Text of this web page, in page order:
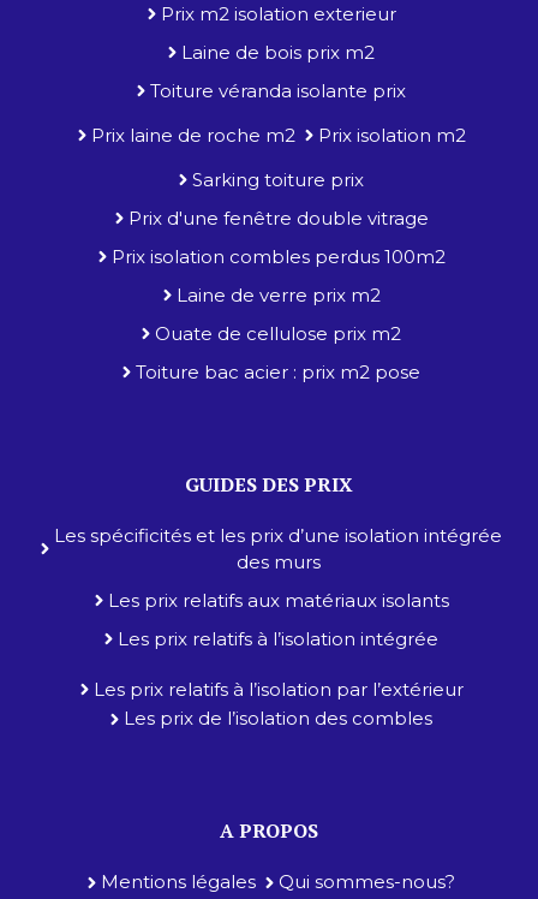
Prix m2 isolation exterieur
Laine de bois prix m2
Toiture véranda isolante prix
Prix laine de roche m2
Prix isolation m2
Sarking toiture prix
Prix d'une fenêtre double vitrage
Prix isolation combles perdus 100m2
Laine de verre prix m2
Ouate de cellulose prix m2
Toiture bac acier : prix m2 pose
GUIDES DES PRIX
Les spécificités et les prix d’une isolation intégrée
des murs
Les prix relatifs aux matériaux isolants
Les prix relatifs à l’isolation intégrée
Les prix relatifs à l’isolation par l’extérieur
Les prix de l’isolation des combles
A PROPOS
Mentions légales Qui sommes-nous?